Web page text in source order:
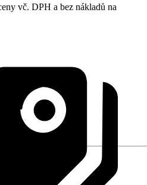
vč. DPH a bez nákladů na